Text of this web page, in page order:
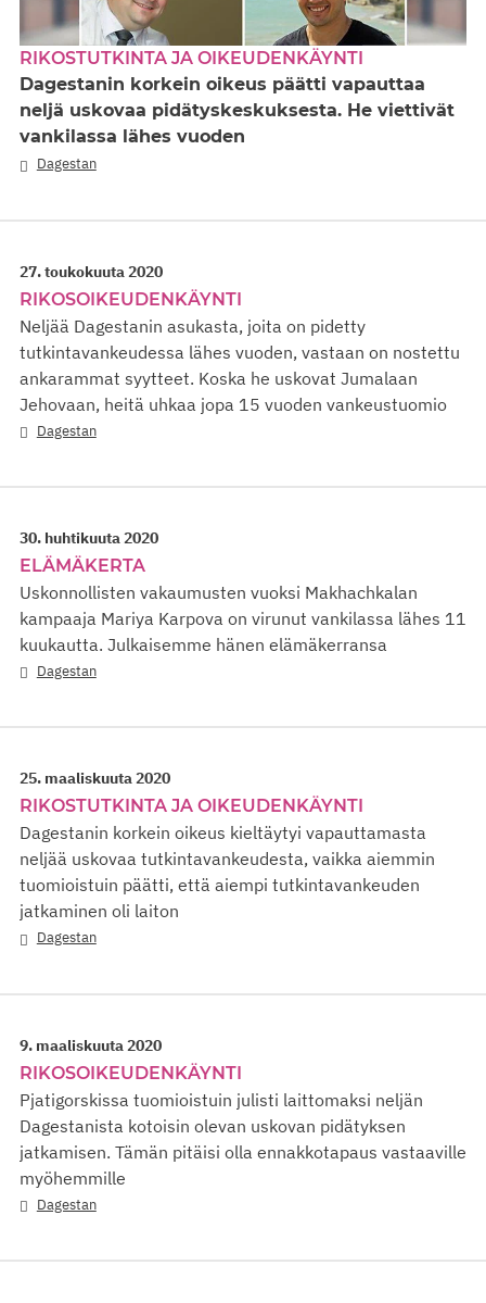
RIKOSTUTKINTA JA OIKEUDENKÄYNTI
Dagestanin korkein oikeus päätti vapauttaa
neljä uskovaa pidätyskeskuksesta. He viettivät
vankilassa lähes vuoden
Dagestan
27. toukokuuta 2020
RIKOSOIKEUDENKÄYNTI
Neljää Dagestanin asukasta, joita on pidetty
tutkintavankeudessa lähes vuoden, vastaan on nostettu
ankarammat syytteet. Koska he uskovat Jumalaan
Jehovaan, heitä uhkaa jopa 15 vuoden vankeustuomio
Dagestan
30. huhtikuuta 2020
ELÄMÄKERTA
Uskonnollisten vakaumusten vuoksi Makhachkalan
kampaaja Mariya Karpova on virunut vankilassa lähes 11
kuukautta. Julkaisemme hänen elämäkerransa
Dagestan
25. maaliskuuta 2020
RIKOSTUTKINTA JA OIKEUDENKÄYNTI
Dagestanin korkein oikeus kieltäytyi vapauttamasta
neljää uskovaa tutkintavankeudesta, vaikka aiemmin
tuomioistuin päätti, että aiempi tutkintavankeuden
jatkaminen oli laiton
Dagestan
9. maaliskuuta 2020
RIKOSOIKEUDENKÄYNTI
Pjatigorskissa tuomioistuin julisti laittomaksi neljän
Dagestanista kotoisin olevan uskovan pidätyksen
jatkamisen. Tämän pitäisi olla ennakkotapaus vastaaville
myöhemmille
Dagestan